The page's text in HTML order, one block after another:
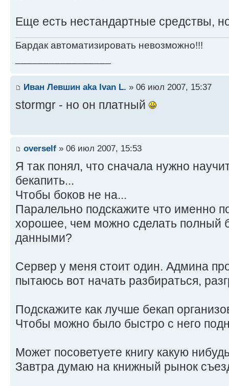
Еще есть нестандартные средствы,
Бардак автоматизировать невозможно!!!
Иван Левшин aka Ivan L. » 06 июл 2007, 15:37
stormgr - но он платный
overself » 06 июл 2007, 15:53
Я так понял, что сначала нужно
бекапить...
Чтобы боков не на...
Паралельно подскажите что именно
хорошее, чем можно сделать полный
данными?
Сервер у меня стоит один. Админа
пытаюсь вот начать разбираться,
Подскажите как лучше бекап
Чтобы можно было быстро с него
Может посоветуете книгу какую
Завтра думаю на книжный рынок